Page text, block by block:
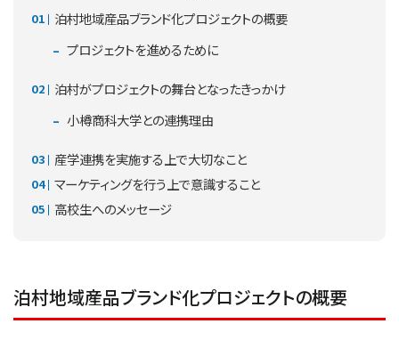
泊村地域産品ブランド化プロジェクトの概要
プロジェクトを進めるために
泊村がプロジェクトの舞台となったきっかけ
小樽商科大学との連携理由
産学連携を実施する上で大切なこと
マーケティングを行う上で意識すること
高校生へのメッセージ
泊村地域産品ブランド化プロジェクトの概要